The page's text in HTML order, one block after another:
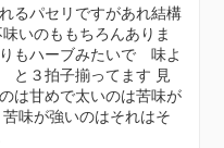
るパセリですがあれ結構
いのももちろんありま
もハーブみたいで 味よ
と３拍子揃ってます 見
は甘めで太いのは苦味が
味が強いのはそれはそ